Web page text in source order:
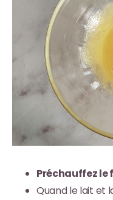
Préchauffez le
Quand le lait et